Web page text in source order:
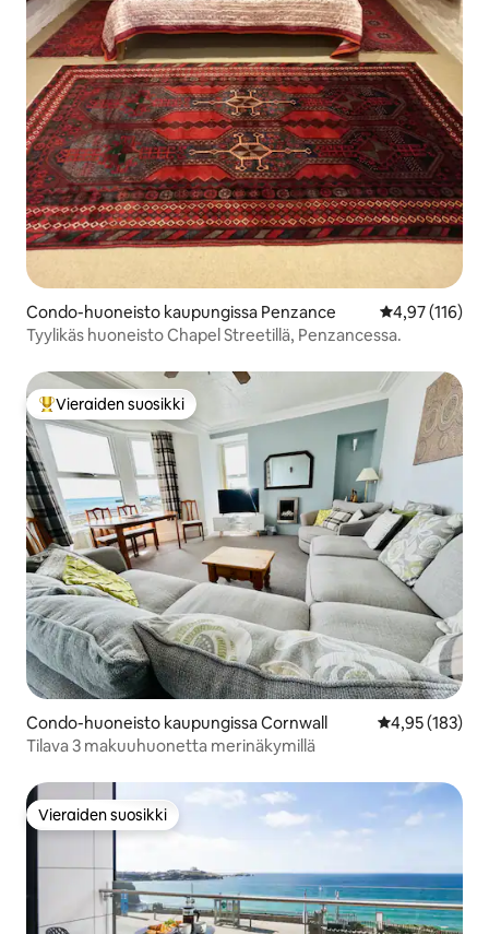
Condo-huoneisto kaupungissa Penzance
4,97 (116)
Tyylikäs huoneisto Chapel Streetillä, Penzancessa.
Vieraiden suosikkien parhaimmistoa
Vieraiden suosikki
Condo-huoneisto kaupungissa Cornwall
4,95 (183)
Tilava 3 makuuhuonetta merinäkymillä
Vieraiden suosikki
Vieraiden suosikki